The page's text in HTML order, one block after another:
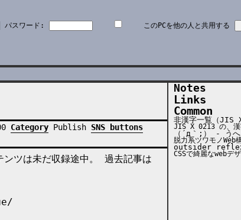
パスワード: このPCを他の人と共用する
Category Publish SNS buttons
ツは未だ収録途中。 過去記事は
Notes
Links
Common
非漢字一覧（JIS
JIS X 0213 の、漢
（´д｀;） - う
脱力系ツワモノWeb
outsider
CSSで綺麗なwebデ